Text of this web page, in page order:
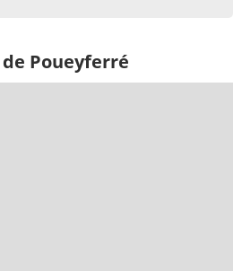
Poueyferré